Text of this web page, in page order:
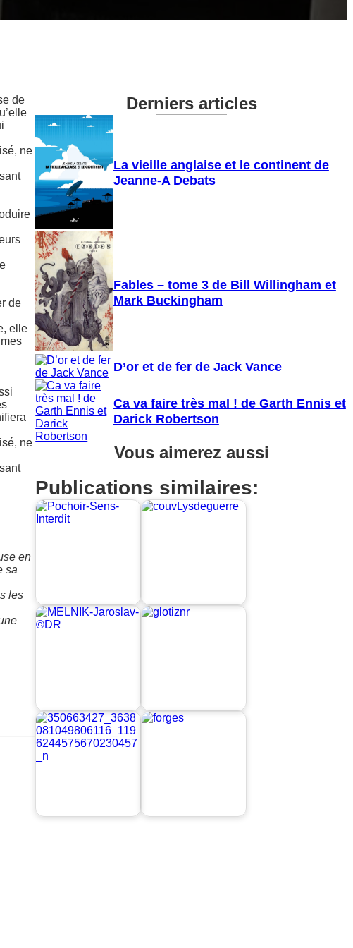
de
ne
de
elle
ne
en
sa
les
Derniers articles
La vieille anglaise et le continent de
Jeanne-A Debats
Fables – tome 3 de Bill Willingham et
Mark Buckingham
D’or et de fer de Jack Vance
Ca va faire très mal ! de Garth Ennis et
Darick Robertson
Vous aimerez aussi
Publications similaires: